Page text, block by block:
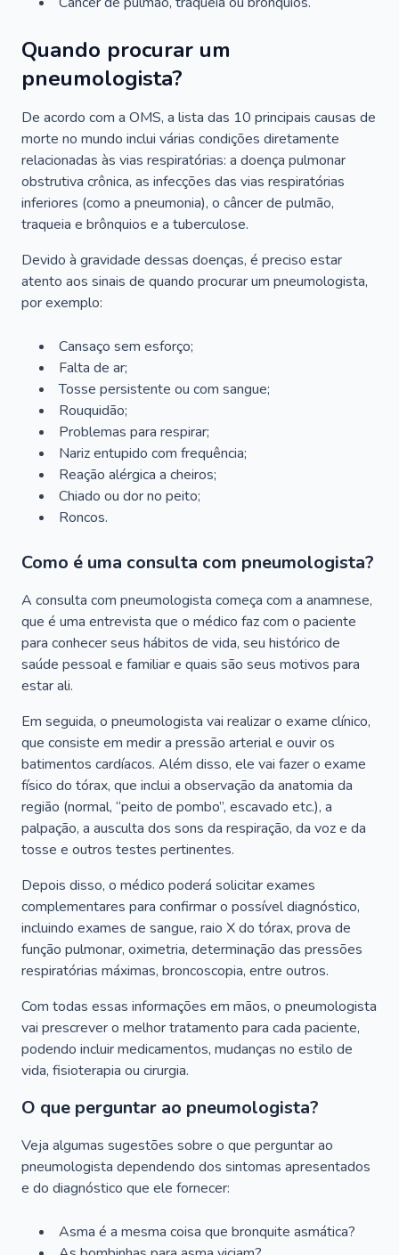
Quando procurar um
pneumologista?
De acordo com a OMS, a lista das 10 principais causas de
morte no mundo inclui várias condições diretamente
relacionadas às vias respiratórias: a doença pulmonar
obstrutiva crônica, as infecções das vias respiratórias
inferiores (como a pneumonia), o câncer de pulmão,
traqueia e brônquios e a tuberculose.
Devido à gravidade dessas doenças, é preciso estar
atento aos sinais de quando procurar um pneumologista,
por exemplo:
Cansaço sem esforço;
Falta de ar;
Tosse persistente ou com sangue;
Rouquidão;
Problemas para respirar;
Nariz entupido com frequência;
Reação alérgica a cheiros;
Chiado ou dor no peito;
Roncos.
Como é uma consulta com pneumologista?
A consulta com pneumologista começa com a anamnese,
que é uma entrevista que o médico faz com o paciente
para conhecer seus hábitos de vida, seu histórico de
saúde pessoal e familiar e quais são seus motivos para
estar ali.
Em seguida, o pneumologista vai realizar o exame clínico,
que consiste em medir a pressão arterial e ouvir os
batimentos cardíacos. Além disso, ele vai fazer o exame
físico do tórax, que inclui a observação da anatomia da
região (normal, “peito de pombo”, escavado etc.), a
palpação, a ausculta dos sons da respiração, da voz e da
tosse e outros testes pertinentes.
Depois disso, o médico poderá solicitar exames
complementares para confirmar o possível diagnóstico,
incluindo exames de sangue, raio X do tórax, prova de
função pulmonar, oximetria, determinação das pressões
respiratórias máximas, broncoscopia, entre outros.
Com todas essas informações em mãos, o pneumologista
vai prescrever o melhor tratamento para cada paciente,
podendo incluir medicamentos, mudanças no estilo de
vida, fisioterapia ou cirurgia.
O que perguntar ao pneumologista?
Veja algumas sugestões sobre o que perguntar ao
pneumologista dependendo dos sintomas apresentados
e do diagnóstico que ele fornecer:
Asma é a mesma coisa que bronquite asmática?